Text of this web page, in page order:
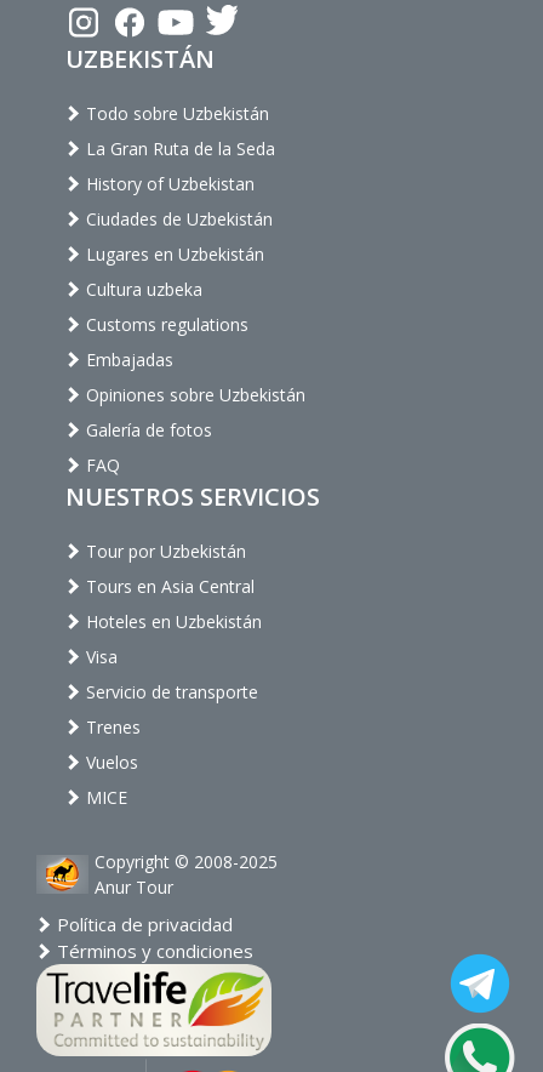
UZBEKISTÁN
Todo sobre Uzbekistán
La Gran Ruta de la Seda
History of Uzbekistan
Ciudades de Uzbekistán
Lugares en Uzbekistán
Cultura uzbeka
Customs regulations
Embajadas
Opiniones sobre Uzbekistán
Galería de fotos
FAQ
NUESTROS SERVICIOS
Tour por Uzbekistán
Tours en Asia Central
Hoteles en Uzbekistán
Visa
Servicio de transporte
Trenes
Vuelos
MICE
Copyright © 2008-2025
Anur Tour
Política de privacidad
Términos y condiciones